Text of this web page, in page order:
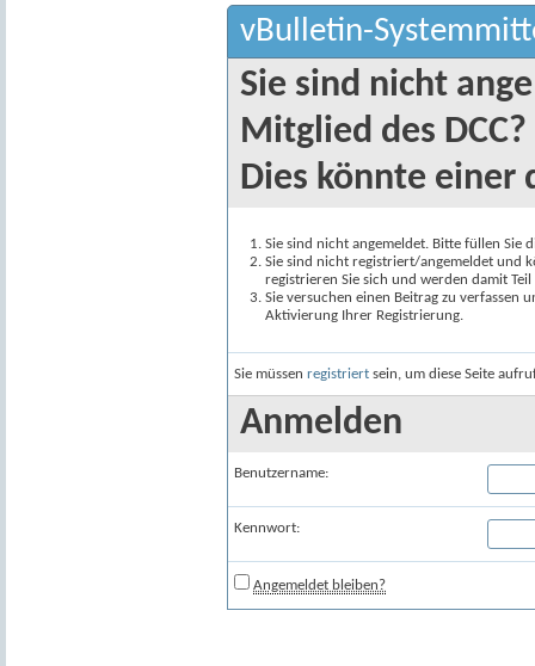
vBulletin-
Sie sind nicht
Mitglied des DCC?
Dies könnte einer
Sie sind nicht angemeldet. Bitte füllen Sie
Sie sind nicht registriert/angemeldet und
registrieren Sie sich und werden damit
Sie versuchen einen Beitrag zu verfassen
Aktivierung Ihrer Registrierung.
Sie müssen registriert sein, um diese Seite
Anmelden
Benutzername:
Kennwort:
Angemeldet bleiben?